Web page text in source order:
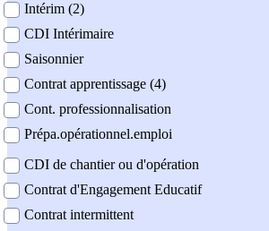
Intérim (2)
CDI Intérimaire
Saisonnier
Contrat apprentissage (4)
Cont. professionnalisation
Prépa.opérationnel.emploi
CDI de chantier ou d'opération
Contrat d'Engagement Educatif
Contrat intermittent